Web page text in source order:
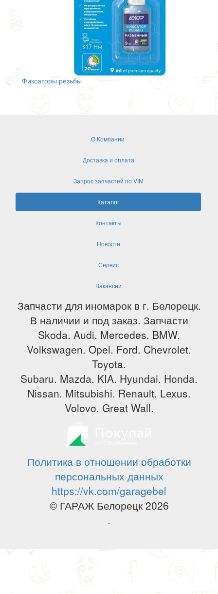
Фиксаторы резьбы
О Компании
Доставка и оплата
Запрос запчастей по VIN
Каталог
Контакты
Новости
Сервис
Вакансии
Запчасти для иномарок в г. Белорецк.
В наличии и под заказ. Запчасти
Skoda. Audi. Mercedes. BMW.
Volkswagen. Opel. Ford. Chevrolet.
Toyota.
Subaru. Mazda. KIA. Hyundai. Honda.
Nissan. Mitsubishi. Renault. Lexus.
Volovo. Great Wall.
Политика в отношении обработки
персональных данных
https://vk.com/garagebel
© ГАРАЖ Белорецк 2026
.